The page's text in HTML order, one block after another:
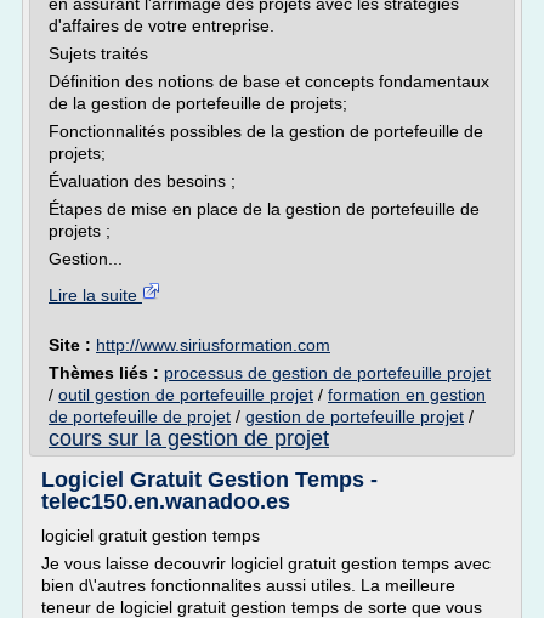
d'affaires de votre entreprise.
Sujets traités
Définition des notions de base et concepts fondamentaux
de la gestion de portefeuille de projets;
Fonctionnalités possibles de la gestion de portefeuille de
projets;
Évaluation des besoins ;
Étapes de mise en place de la gestion de portefeuille de
projets ;
Gestion...
Lire la suite
Site : http://www.siriusformation.com
Thèmes liés : processus de gestion de portefeuille projet
/ outil gestion de portefeuille projet / formation en gestion
de portefeuille de projet / gestion de portefeuille projet /
cours sur la gestion de projet
Logiciel Gratuit Gestion Temps -
telec150.en.wanadoo.es
logiciel gratuit gestion temps
Je vous laisse decouvrir logiciel gratuit gestion temps avec
bien d\'autres fonctionnalites aussi utiles. La meilleure
teneur de logiciel gratuit gestion temps de sorte que vous